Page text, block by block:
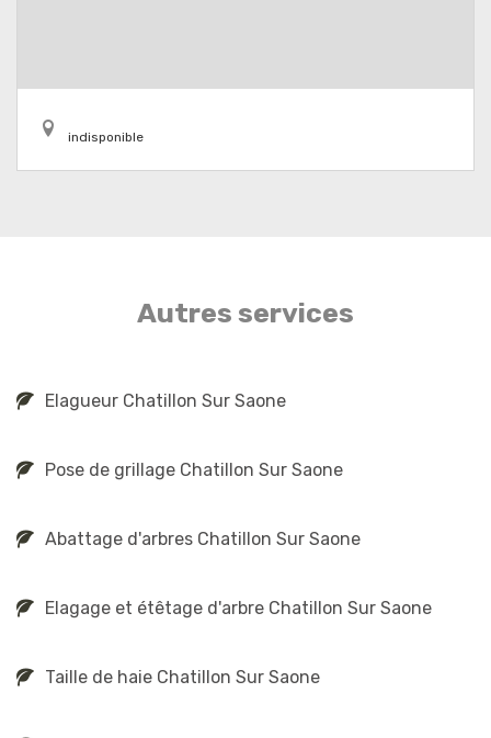
indisponible
Autres services
Elagueur Chatillon Sur Saone
Pose de grillage Chatillon Sur Saone
Abattage d'arbres Chatillon Sur Saone
Elagage et étêtage d'arbre Chatillon Sur Saone
Taille de haie Chatillon Sur Saone